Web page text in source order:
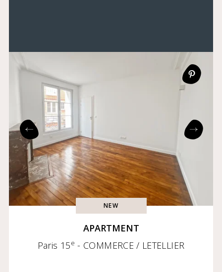
NEW
APARTMENT
Paris 15e - COMMERCE / LETELLIER